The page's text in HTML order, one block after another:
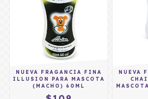
NUEVA FRAGANCIA FINA
ILLUSION PARA MASCOTA
(MACHO) 60ML
NUEVA